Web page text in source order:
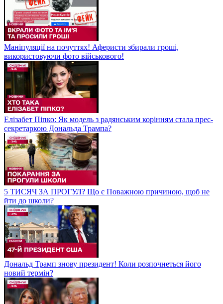
Маніпуляції на почуттях! Аферисти збирали гроші,
використовуючи фото військового!
Елізабет Піпко: Як модель з радянським корінням стала прес-
секретаркою Дональда Трампа?
5 ТИСЯЧ ЗА ПРОГУЛ? Що є Поважною причиною, щоб не
йти до школи?
Дональд Трамп знову президент! Коли розпочнеться його
новий термін?